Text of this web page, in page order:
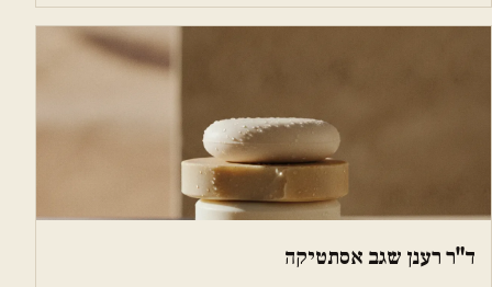
ד"ר רענן שגב אסתטיקה